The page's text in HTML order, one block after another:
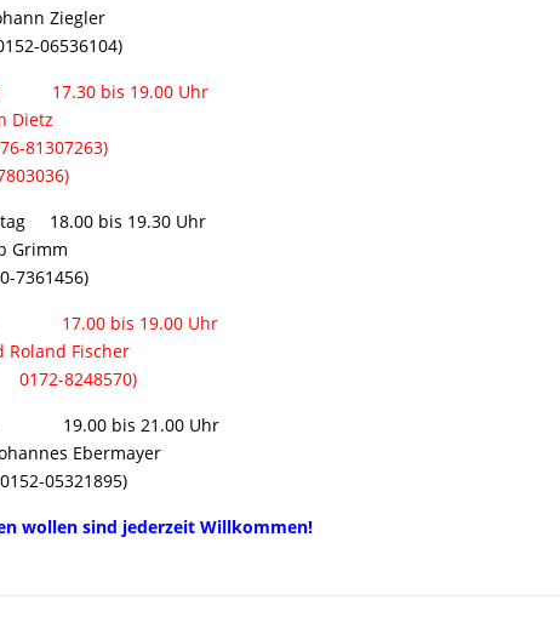
Ziegler
17.30 bis 19.00 Uhr
Dietz
18.00 bis 19.30 Uhr
Grimm
17.00 bis 19.00 Uhr
Fischer
19.00 bis 21.00 Uhr
Ebermayer
wollen sind jederzeit Willkommen!